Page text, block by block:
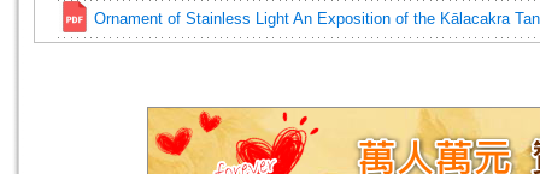
Ornament of Stainless Light An Exposition of the Kālacakra